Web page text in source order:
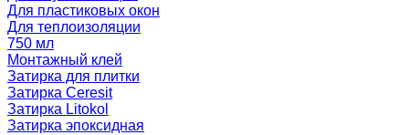
Для пластиковых окон
Для теплоизоляции
750 мл
Монтажный клей
Затирка для плитки
Затирка Ceresit
Затирка Litokol
Затирка эпоксидная